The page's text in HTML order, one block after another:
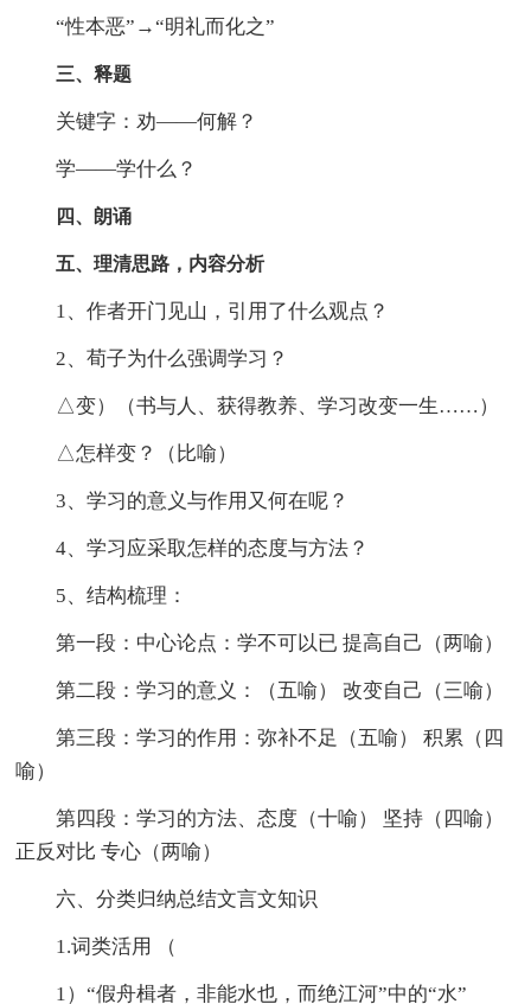
“性本恶”→“明礼而化之”
三、释题
关键字：劝——何解？
学——学什么？
四、朗诵
五、理清思路，内容分析
1、作者开门见山，引用了什么观点？
2、荀子为什么强调学习？
△变）（书与人、获得教养、学习改变一生……）
△怎样变？（比喻）
3、学习的意义与作用又何在呢？
4、学习应采取怎样的态度与方法？
5、结构梳理：
第一段：中心论点：学不可以已 提高自己（两喻）
第二段：学习的意义：（五喻） 改变自己（三喻）
第三段：学习的作用：弥补不足（五喻） 积累（四
喻）
第四段：学习的方法、态度（十喻） 坚持（四喻）
正反对比 专心（两喻）
六、分类归纳总结文言文知识
1.词类活用 （
1）“假舟楫者，非能水也，而绝江河”中的“水”